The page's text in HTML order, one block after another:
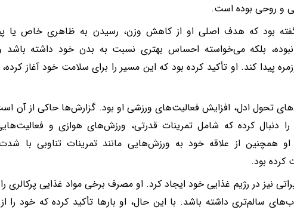
و روحی بوده است.
بود که هدف اصلی او از کاهش وزن، رسیدن به ظاهری خاص یا
نبوده، بلکه می‌خواسته احساس بهتری نسبت به بدن خود داشته باشد
پیدا کند. او تأکید کرده بود که این مسیر را برای سلامت خود آغاز کرده،
تحول ادل، افزایش فعالیت‌های ورزشی او بود. گزارش‌ها حاکی از آن
را دنبال کرده که شامل تمرینات قدرتی، ورزش‌های هوازی و
همچنین از علاقه خود به ورزش‌هایی مانند تمرینات تناوبی با شدت
بود.
نیز در رژیم غذایی خود ایجاد کرد. او مصرف برخی مواد غذایی پرکالری
سالم‌تری داشته باشد. با این حال، او بارها تأکید کرده که خود را